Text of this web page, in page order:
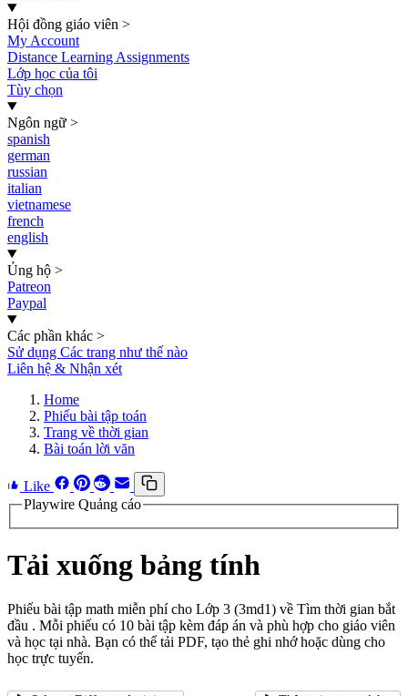
Hội đồng giáo viên >
My Account
Distance Learning Assignments
Lớp học của tôi
Tùy chọn
Ngôn ngữ >
spanish
german
russian
italian
vietnamese
french
english
Ủng hộ >
Patreon
Paypal
Các phần khác >
Sử dụng Các trang như thế nào
Liên hệ & Nhận xét
Home
Phiếu bài tập toán
Trang về thời gian
Bài toán lời văn
Like
Playwire Quảng cáo
Tải xuống bảng tính
Phiếu bài tập math miễn phí cho Lớp 3 (3md1) về Tìm thời gian bắt
đầu . Mỗi phiếu có 10 bài tập kèm đáp án và phù hợp cho giáo viên
và học tại nhà. Bạn có thể tải PDF, tạo thẻ ghi nhớ hoặc dùng cho
học trực tuyến.